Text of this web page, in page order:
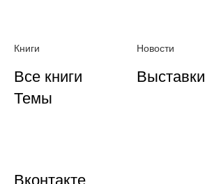
Книги
Все книги
Темы
Новости
Выставки
Вконтакте